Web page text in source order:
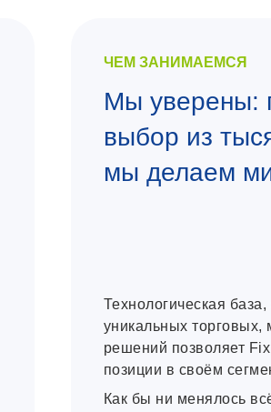
ЧЕМ ЗАНИМАЕМСЯ
Мы уверены:
выбор из
мы делаем
Технологическая
уникальных
решений позволяет
позиции в своём
Как бы ни менялось